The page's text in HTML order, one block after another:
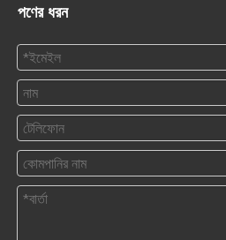
পণের ধরন